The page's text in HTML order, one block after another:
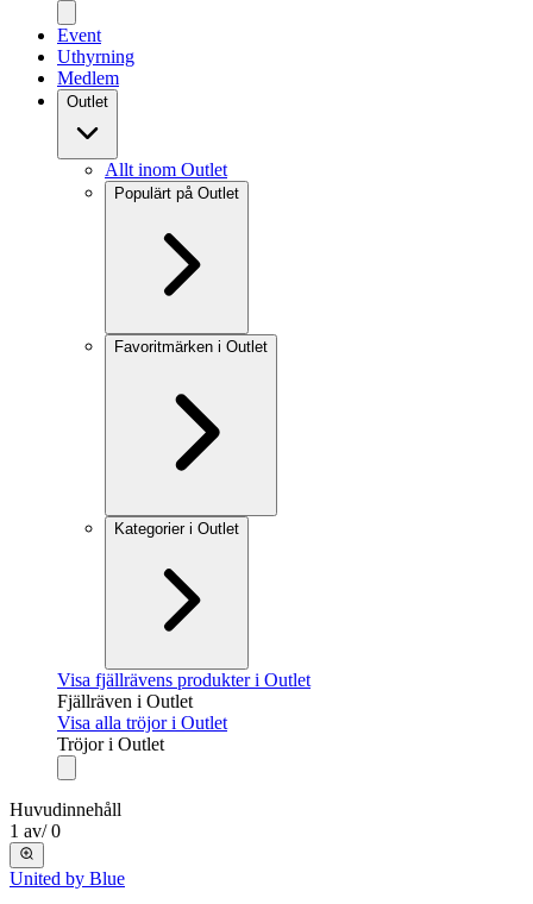
Event
Uthyrning
Medlem
Outlet
Allt inom Outlet
Populärt på Outlet
Favoritmärken i Outlet
Kategorier i Outlet
Visa fjällrävens produkter i Outlet
Fjällräven i Outlet
Visa alla tröjor i Outlet
Tröjor i Outlet
Huvudinnehåll
1 av/ 0
United by Blue